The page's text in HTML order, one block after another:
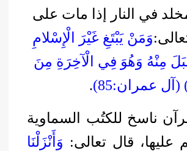
في النار إذا مات على
وَمَنْ يَبْتَغِ غَيْرَ الْإِسْلامِ
مِنْهُ وَهُوَ فِي الْآخِرَةِ مِنَ
عمران:85)
.
ناسخ للكتُب السماوية
عليها، قال تعالى: وَأَنْزَلْنَا